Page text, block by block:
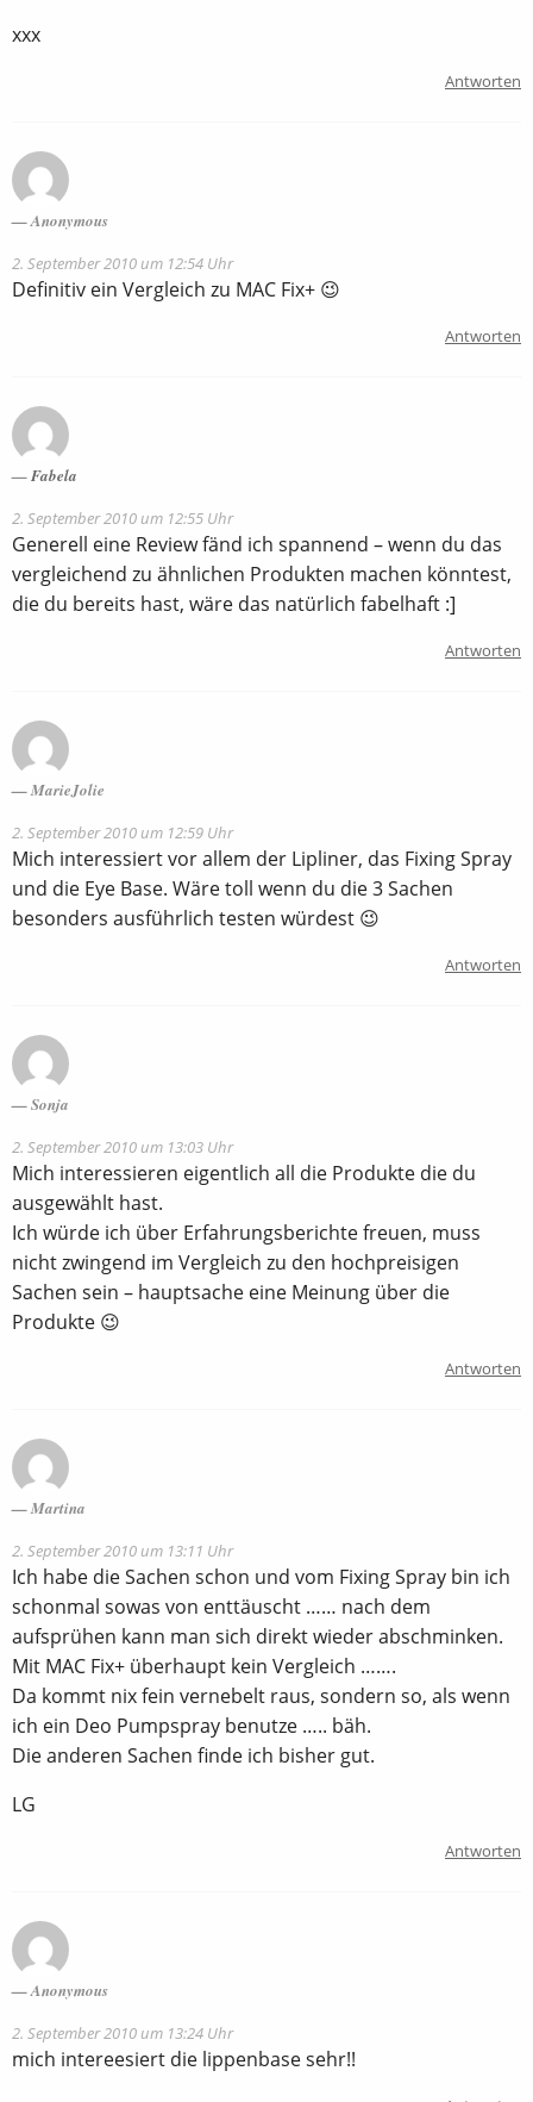
xxx
Antworten
Anonymous
2. September 2010 um 12:54 Uhr
Definitiv ein Vergleich zu MAC Fix+ 😉
Antworten
Fabela
2. September 2010 um 12:55 Uhr
Generell eine Review fänd ich spannend – wenn du das
vergleichend zu ähnlichen Produkten machen könntest,
die du bereits hast, wäre das natürlich fabelhaft :]
Antworten
MarieJolie
2. September 2010 um 12:59 Uhr
Mich interessiert vor allem der Lipliner, das Fixing Spray
und die Eye Base. Wäre toll wenn du die 3 Sachen
besonders ausführlich testen würdest 😉
Antworten
Sonja
2. September 2010 um 13:03 Uhr
Mich interessieren eigentlich all die Produkte die du
ausgewählt hast.
Ich würde ich über Erfahrungsberichte freuen, muss
nicht zwingend im Vergleich zu den hochpreisigen
Sachen sein – hauptsache eine Meinung über die
Produkte 😉
Antworten
Martina
2. September 2010 um 13:11 Uhr
Ich habe die Sachen schon und vom Fixing Spray bin ich
schonmal sowas von enttäuscht …… nach dem
aufsprühen kann man sich direkt wieder abschminken.
Mit MAC Fix+ überhaupt kein Vergleich …….
Da kommt nix fein vernebelt raus, sondern so, als wenn
ich ein Deo Pumpspray benutze ….. bäh.
Die anderen Sachen finde ich bisher gut.
LG
Antworten
Anonymous
2. September 2010 um 13:24 Uhr
mich intereesiert die lippenbase sehr!!